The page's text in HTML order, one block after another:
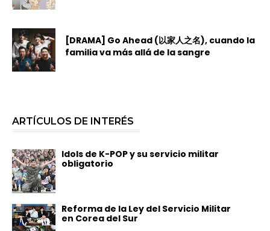
[DRAMA] Go Ahead (以家人之名), cuando la
familia va más allá de la sangre
ARTÍCULOS DE INTERÉS
Idols de K-POP y su servicio militar
obligatorio
Reforma de la Ley del Servicio Militar
en Corea del Sur